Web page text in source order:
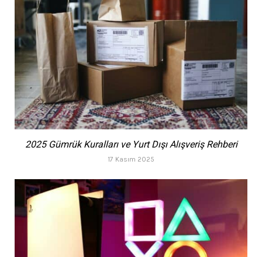
2025 Gümrük Kuralları ve Yurt Dışı Alışveriş Rehberi
17 Kasım 2025